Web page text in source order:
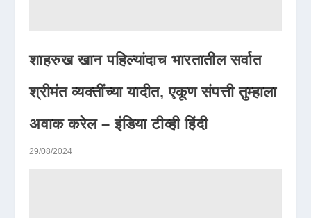
शाहरुख खान पहिल्यांदाच भारतातील सर्वात
श्रीमंत व्यक्तींच्या यादीत, एकूण संपत्ती तुम्हाला
अवाक करेल – इंडिया टीव्ही हिंदी
29/08/2024